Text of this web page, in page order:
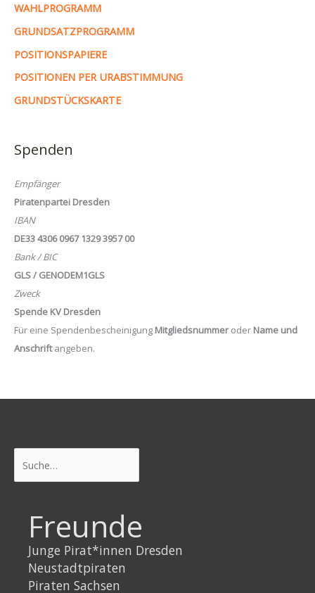
WAHLPROGRAMM
GRUNDSATZPROGRAMM
POSITIONSPAPIERE
POSITIONEN PER URABSTIMMUNG
GRUNDSTÜCKSKARTE
Spenden
Empfänger
Piratenpartei Dresden
IBAN
DE33 4306 0967 1329 3957 00
Bank / BIC
GLS / GENODEM1GLS
Zweck
Spende KV Dresden
Für eine Spendenbescheinigung Mitgliedsnummeroder Name und
Anschriftangeben.
Freunde
Junge Pirat*innen Dresden
Neustadtpiraten
Piraten Sachsen